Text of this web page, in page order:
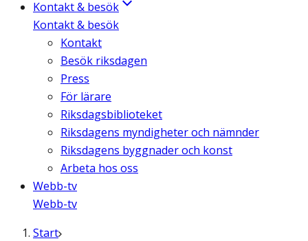
Kontakt & besök
Kontakt & besök
Kontakt
Besök riksdagen
Press
För lärare
Riksdagsbiblioteket
Riksdagens myndigheter och nämnder
Riksdagens byggnader och konst
Arbeta hos oss
Webb-tv
Webb-tv
Start